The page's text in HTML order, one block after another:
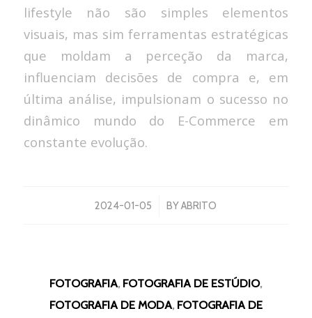
lifestyle não são simples elementos
visuais, mas sim ferramentas estratégicas
que moldam a perceção da marca,
influenciam decisões de compra e, em
última análise, impulsionam o sucesso no
dinâmico mundo do E-Commerce em
constante evolução.
2024-01-05
/ BYABRITO
FOTOGRAFIA, FOTOGRAFIA DE ESTÚDIO,
FOTOGRAFIA DE MODA, FOTOGRAFIA DE